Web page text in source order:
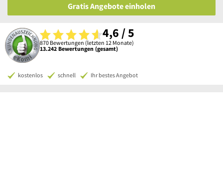
Gratis Angebote einholen
4,6 / 5
870 Bewertungen (letzten 12 Monate)
13.242 Bewertungen (gesamt)
kostenlos schnell Ihr bestes Angebot